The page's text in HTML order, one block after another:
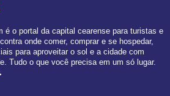
é o portal da capital cearense para turistas e
onde comer, comprar e se hospedar,
para aproveitar o sol e a cidade com
Tudo o que você precisa em um só lugar.